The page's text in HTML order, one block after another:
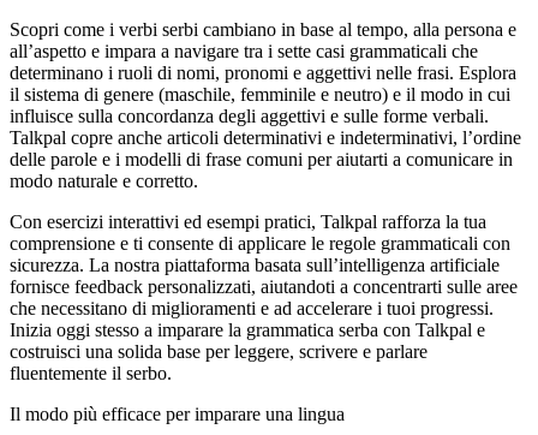
Scopri come i verbi serbi cambiano in base al tempo, alla persona e
all’aspetto e impara a navigare tra i sette casi grammaticali che
determinano i ruoli di nomi, pronomi e aggettivi nelle frasi. Esplora
il sistema di genere (maschile, femminile e neutro) e il modo in cui
influisce sulla concordanza degli aggettivi e sulle forme verbali.
Talkpal copre anche articoli determinativi e indeterminativi, l’ordine
delle parole e i modelli di frase comuni per aiutarti a comunicare in
modo naturale e corretto.
Con esercizi interattivi ed esempi pratici, Talkpal rafforza la tua
comprensione e ti consente di applicare le regole grammaticali con
sicurezza. La nostra piattaforma basata sull’intelligenza artificiale
fornisce feedback personalizzati, aiutandoti a concentrarti sulle aree
che necessitano di miglioramenti e ad accelerare i tuoi progressi.
Inizia oggi stesso a imparare la grammatica serba con Talkpal e
costruisci una solida base per leggere, scrivere e parlare
fluentemente il serbo.
Il modo più efficace per imparare una lingua